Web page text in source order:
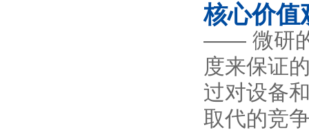
核心价值
—— 微研
度来保证
过对设备
取代的竞